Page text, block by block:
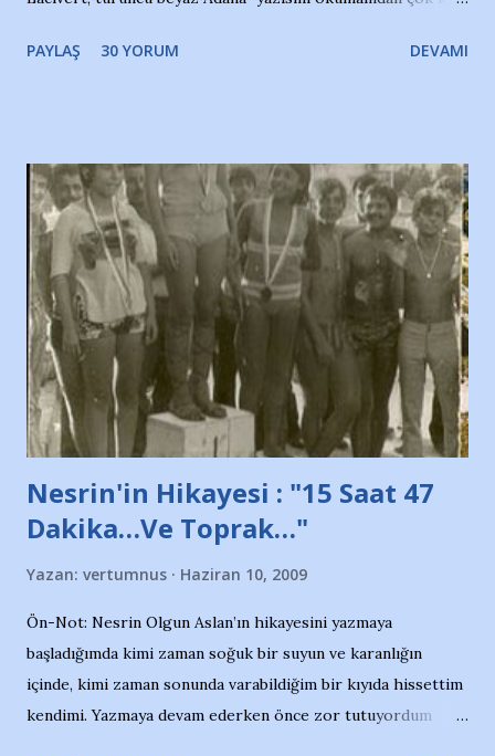
irkildim.. "Bursasporlu taraftarlar, İstanbul takımlarının
ve ürünlerini Bursa şehrinde görmek istemediklerini bir
protesto eylemiyle açıkladıklarını bildiriyordu.. Bu grup
adına açıklama yapan şahsı muhterem(!) ''Açık ve net olarak
söylüyoruz. Bu son uyarımızdır. Bunun yanısıra, bu takımlara
ait tanıtıcı ilanların asılmasına izin veren Bursa Büyükşehir
Belediyesi ile mağazaların bulunduğu alışveriş merkezlerini
de kınıyoruz'' diye de eklemiş .. Blogumuzda okuduğum bu
yazının hemen ardından bu habe...
PAYLAŞ 30 YORUM DEVAMI
Nesrin'in Hikayesi : "15 Saat 47
Dakika…Ve Toprak…"
Yazan: vertumnus Haziran 10, 2009
Ön-Not: Nesrin Olgun Aslan’ın hikayesini yazmaya
başladığımda kimi zaman soğuk bir suyun ve karanlığın
içinde, kimi zaman sonunda varabildiğim bir kıyıda hissettim
kendimi. Yazmaya devam ederken önce zor tutuyordum